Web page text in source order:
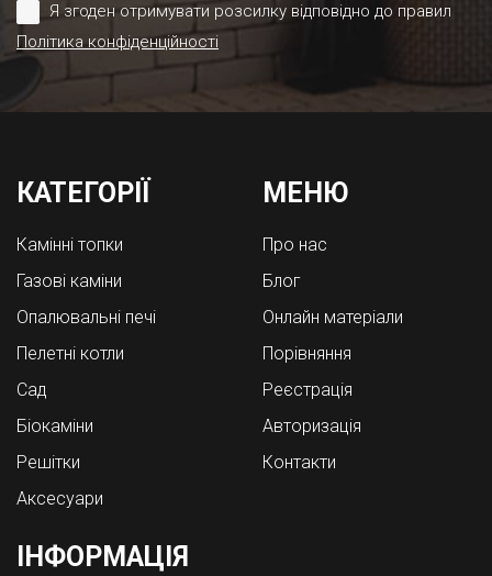
Я згоден отримувати розсилку відповідно до правил
Політика конфіденційності
КАТЕГОРІЇ
Камінні топки
Газові каміни
Опалювальні печі
Пелетні котли
Cад
Біокаміни
Решітки
Аксесуари
МЕНЮ
Про нас
Блог
Онлайн матеріали
Порівняння
Реєстрація
Авторизація
Контакти
ІНФОРМАЦІЯ